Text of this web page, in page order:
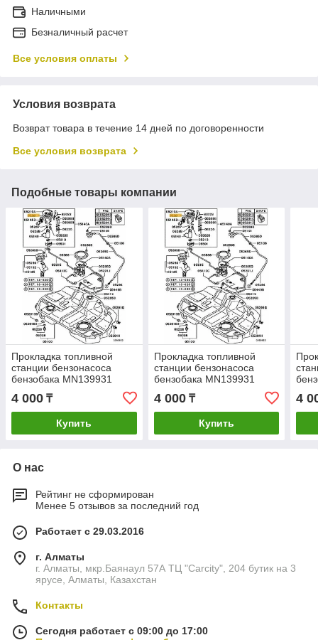
Наличными
Безналичный расчет
Все условия оплаты
Условия возврата
Возврат товара в течение 14 дней по договоренности
Все условия возврата
Подобные товары компании
Прокладка топливной
станции бензонасоса
бензобака MN139931
pajero sport outlander
lancer X asx митсубиси
4 000 ₸
Купить
Прокладка топливной
станции бензонасоса
бензобака MN139931
pajero sport outlander
lancer X asx митсубиси
4 000₸
Купить
4
О нас
Рейтинг не сформирован
Менее 5 отзывов за последний год
Работает с 29.03.2016
г. Алматы
г. Алматы, мкр.Баянаул 57А ТЦ "Carcity", 204 бутик на 3
ярусе, Алматы, Казахстан
Контакты
Сегодня работает с 09:00 до 17:00